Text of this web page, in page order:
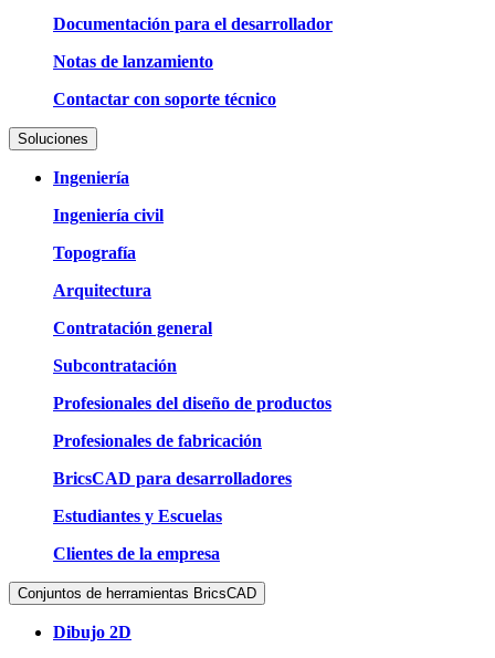
Documentación para el desarrollador
Notas de lanzamiento
Contactar con soporte técnico
Soluciones
Ingeniería
Ingeniería civil
Topografía
Arquitectura
Contratación general
Subcontratación
Profesionales del diseño de productos
Profesionales de fabricación
BricsCAD para desarrolladores
Estudiantes y Escuelas
Clientes de la empresa
Conjuntos de herramientas BricsCAD
Dibujo 2D